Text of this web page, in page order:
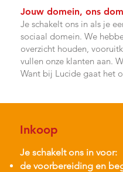
Jouw domein, ons
Je schakelt ons in als je
sociaal domein. We
overzicht houden,
vullen onze klanten aan.
Want bij Lucide gaat het
Inkoop
Je schakelt ons in voor:
de voorbereiding en